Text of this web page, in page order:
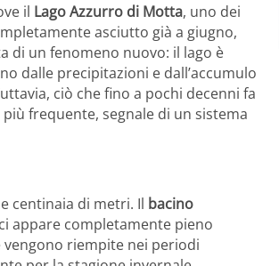
il Lago Azzurro di Motta, uno dei
asciutto già a giugno,
di un fenomeno nuovo: il lago è
dalle precipitazioni e dall’accumulo
ciò che fino a pochi decenni fa
frequente, segnale di un sistema
centinaia di metri. Il bacino
appare completamente pieno
vengono riempite nei periodi